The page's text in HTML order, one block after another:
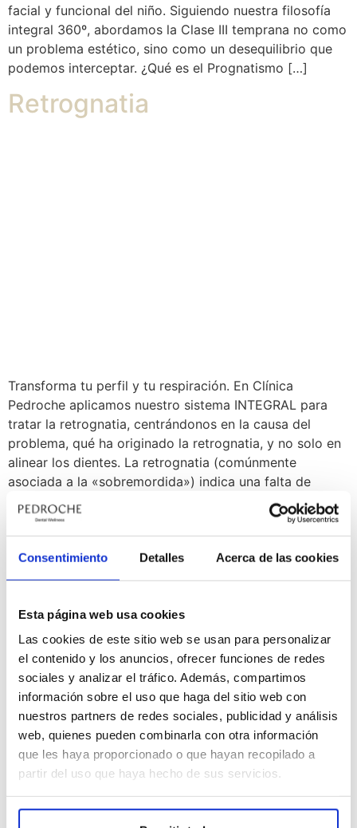
Consentimiento Detalles Acerca de las cookies
Esta página web usa cookies
Las cookies de este sitio web se usan para personalizar
el contenido y los anuncios, ofrecer funciones de redes
sociales y analizar el tráfico. Además, compartimos
información sobre el uso que haga del sitio web con
nuestros partners de redes sociales, publicidad y análisis
web, quienes pueden combinarla con otra información
que les haya proporcionado o que hayan recopilado a
partir del uso que haya hecho de sus servicios.
facial y funcional del niño. Siguiendo nuestra filosofía
integral 360º, abordamos la Clase III temprana no como
un problema estético, sino como un desequilibrio que
podemos interceptar. ¿Qué es el Prognatismo […]
Retrognatia
Transforma tu perfil y tu respiración. En Clínica
Pedroche aplicamos nuestro sistema INTEGRAL para
tratar la retrognatia, centrándonos en la causa del
problema, qué ha originado la retrognatia, y no solo en
alinear los dientes. La retrognatia (comúnmente
asociada a la «sobremordida») indica una falta de
desarrollo o una posición retraída de la mandíbula. Esto
[…]
Prognatismo